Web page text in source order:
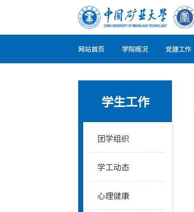
网站首页 学院概况 党建工作
学生工作
团学组织
学工动态
心理健康